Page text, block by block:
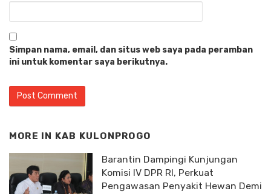
Simpan nama, email, dan situs web saya pada peramban
ini untuk komentar saya berikutnya.
MORE IN KAB KULONPROGO
Barantin Dampingi Kunjungan
Komisi IV DPR RI, Perkuat
Pengawasan Penyakit Hewan Demi